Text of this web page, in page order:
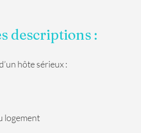
descriptions :
hôte sérieux :
logement